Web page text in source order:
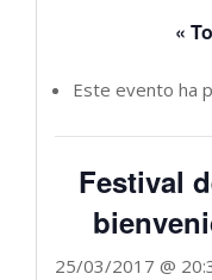
«
Este evento ha
Festival
25/03/2017 @